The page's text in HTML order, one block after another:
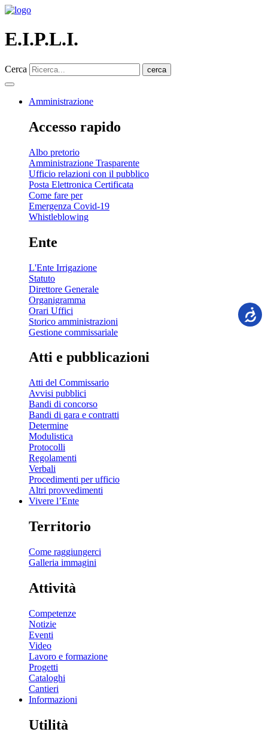
E.I.P.L.I.
Cerca cerca
Amministrazione
Accesso rapido
Albo pretorio
Amministrazione Trasparente
Ufficio relazioni con il pubblico
Posta Elettronica Certificata
Come fare per
Emergenza Covid-19
Whistleblowing
Ente
L'Ente Irrigazione
Statuto
Direttore Generale
Organigramma
Orari Uffici
Storico amministrazioni
Gestione commissariale
Atti e pubblicazioni
Atti del Commissario
Avvisi pubblici
Bandi di concorso
Bandi di gara e contratti
Determine
Modulistica
Protocolli
Regolamenti
Verbali
Procedimenti per ufficio
Altri provvedimenti
Vivere l’Ente
Territorio
Come raggiungerci
Galleria immagini
Attività
Competenze
Notizie
Eventi
Video
Lavoro e formazione
Progetti
Cataloghi
Cantieri
Informazioni
Utilità